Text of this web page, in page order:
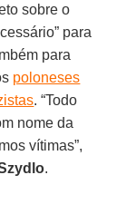
sobre o
para
para
poloneses
. “Todo
nome da
vítimas”,
.